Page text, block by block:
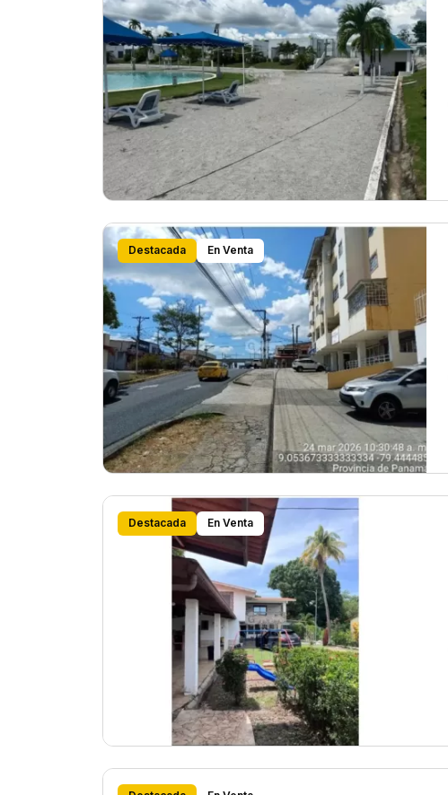
Destacada En Venta
Destacada En Venta